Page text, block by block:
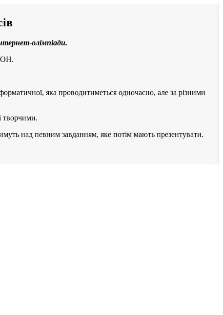
олімпіади.
яка проводитиметься одночасно, але за різними
творчими.
над певним завданням, яке потім мають презентувати.